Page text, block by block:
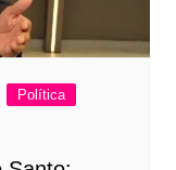
Política